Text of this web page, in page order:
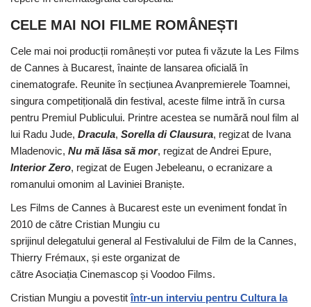
CELE MAI NOI FILME ROMÂNEȘTI
Cele mai noi producții românești vor putea fi văzute la Les Films
de Cannes à Bucarest, înainte de lansarea oficială în
cinematografe. Reunite în secțiunea Avanpremierele Toamnei,
singura competițională din festival, aceste filme intră în cursa
pentru Premiul Publicului. Printre acestea se numără noul film al
lui Radu Jude, Dracula, Sorella di Clausura, regizat de Ivana
Mladenovic, Nu mă lăsa să mor, regizat de Andrei Epure,
Interior Zero, regizat de Eugen Jebeleanu, o ecranizare a
romanului omonim al Laviniei Braniște.
Les Films de Cannes à Bucarest este un eveniment fondat în
2010 de către Cristian Mungiu cu
sprijinul delegatului general al Festivalului de Film de la Cannes,
Thierry Frémaux, și este organizat de
către Asociația Cinemascop și Voodoo Films.
Cristian Mungiu a povestitîntr-un interviu pentru Cultura la